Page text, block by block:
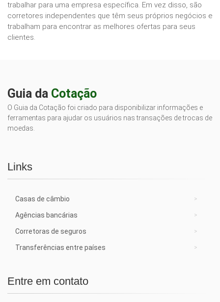
trabalhar para uma empresa específica. Em vez disso, são
corretores independentes que têm seus próprios negócios e
trabalham para encontrar as melhores ofertas para seus
clientes.
Guia da Cotação
O Guia da Cotação foi criado para disponibilizar informações e
ferramentas para ajudar os usuários nas transações de trocas de
moedas.
Links
Casas de câmbio
Agências bancárias
Corretoras de seguros
Transferências entre países
Entre em contato